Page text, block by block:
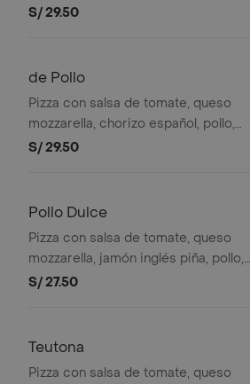
jamon, aceitunas y pimiento, 4 slices.
S/ 29.50
de Pollo
Pizza con salsa de tomate, queso
mozzarella, chorizo español, pollo,
tocino, aceitunas y pimiento, 4 slices.
S/ 29.50
Pollo Dulce
Pizza con salsa de tomate, queso
mozzarella, jamón inglés piña, pollo,
aceitunas y pimiento, 4 slices.
S/ 27.50
Teutona
Pizza con salsa de tomate, queso